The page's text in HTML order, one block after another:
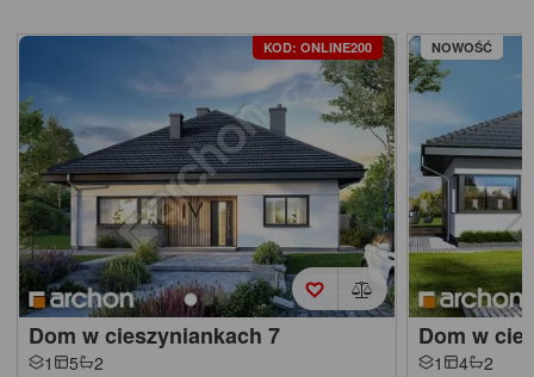
KOD: ONLINE200
Dom w cieszyniankach 7
1 5 2
NOWOŚĆ
Dom w
1 4 2